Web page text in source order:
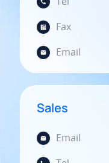
Fax
Email
Sales
Email